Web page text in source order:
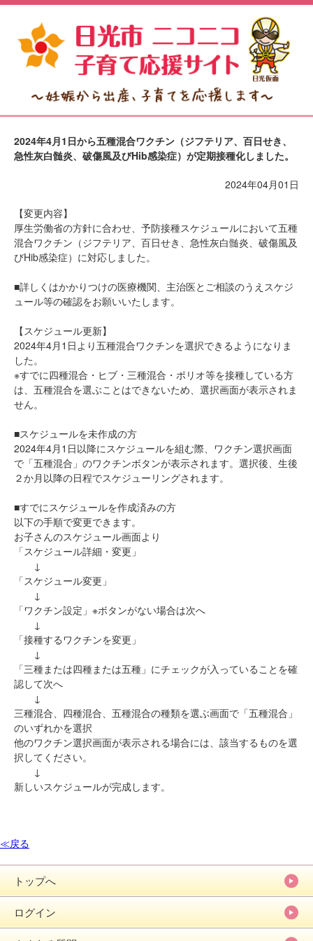
2024年4月1日から五種混合ワクチン（ジフテリア、百日せき、
急性灰白髄炎、破傷風及びHib感染症）が定期接種化しました。
2024年04月01日
【変更内容】
厚生労働省の方針に合わせ、予防接種スケジュールにおいて五種
混合ワクチン（ジフテリア、百日せき、急性灰白髄炎、破傷風及
びHib感染症）に対応しました。
■詳しくはかかりつけの医療機関、主治医とご相談のうえスケジ
ュール等の確認をお願いいたします。
【スケジュール更新】
2024年4月1日より五種混合ワクチンを選択できるようになりま
した。
※すでに四種混合・ヒブ・三種混合・ポリオ等を接種している方
は、五種混合を選ぶことはできないため、選択画面が表示されま
せん。
■スケジュールを未作成の方
2024年4月1日以降にスケジュールを組む際、ワクチン選択画面
で「五種混合」のワクチンボタンが表示されます。選択後、生後
２か月以降の日程でスケジューリングされます。
■すでにスケジュールを作成済みの方
以下の手順で変更できます。
お子さんのスケジュール画面より
「スケジュール詳細・変更」
↓
「スケジュール変更」
↓
「ワクチン設定」※ボタンがない場合は次へ
↓
「接種するワクチンを変更」
↓
「三種または四種または五種」にチェックが入っていることを確
認して次へ
↓
三種混合、四種混合、五種混合の種類を選ぶ画面で「五種混合」
のいずれかを選択
他のワクチン選択画面が表示される場合には、該当するものを選
択してください。
↓
新しいスケジュールが完成します。
≪戻る
トップへ
ログイン